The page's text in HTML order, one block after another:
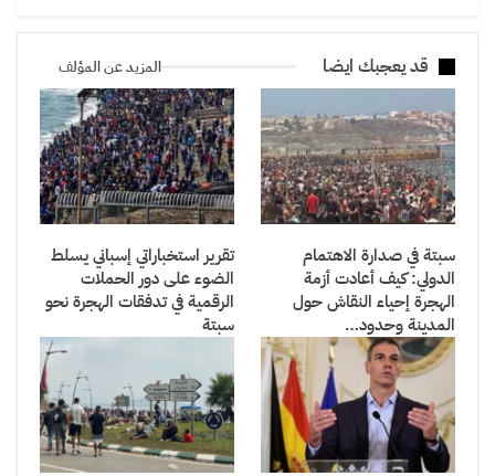
قد يعجبك ايضا المزيد عن المؤلف
سبتة في صدارة الاهتمام
الدولي: كيف أعادت أزمة
الهجرة إحياء النقاش حول
المدينة وحدود…
تقرير استخباراتي إسباني يسلط
الضوء على دور الحملات
الرقمية في تدفقات الهجرة نحو
سبتة